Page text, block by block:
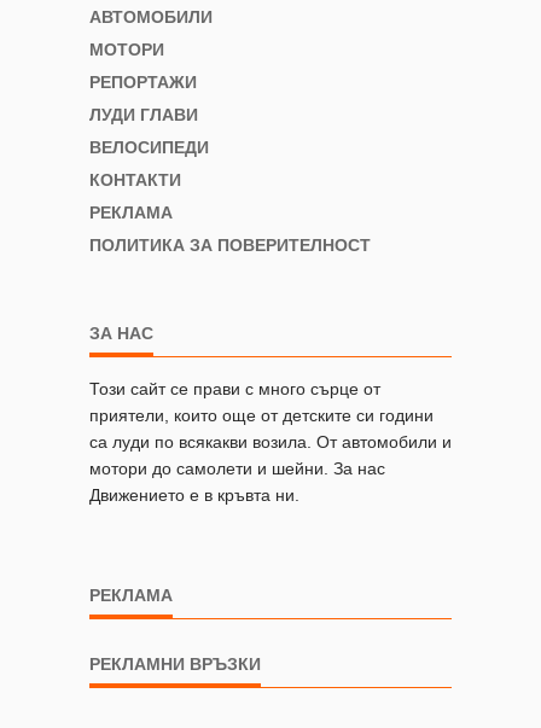
АВТОМОБИЛИ
МОТОРИ
РЕПОРТАЖИ
ЛУДИ ГЛАВИ
ВЕЛОСИПЕДИ
КОНТАКТИ
РЕКЛАМА
ПОЛИТИКА ЗА ПОВЕРИТЕЛНОСТ
ЗА НАС
Този сайт се прави с много сърце от
приятели, които още от детските си години
са луди по всякакви возила. От автомобили и
мотори до самолети и шейни. За нас
Движението е в кръвта ни.
РЕКЛАМА
РЕКЛАМНИ ВРЪЗКИ